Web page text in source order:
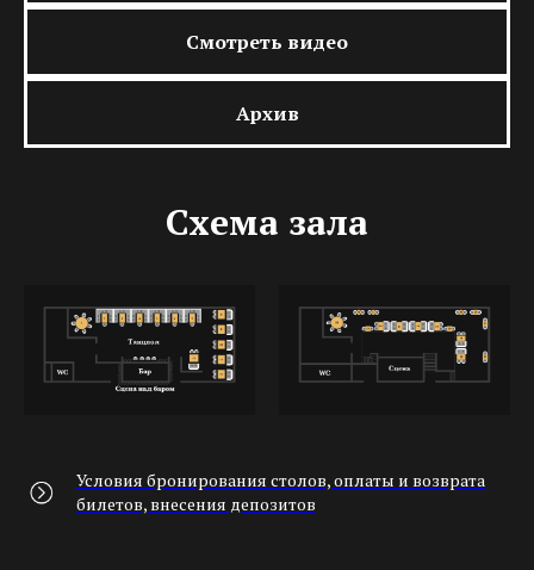
Смотреть видео
Архив
Схема зала
Условия бронирования столов, оплаты и возврата
билетов, внесения депозитов